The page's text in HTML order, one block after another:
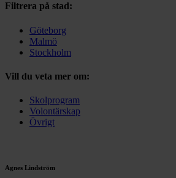
Filtrera på stad:
Göteborg
Malmö
Stockholm
Vill du veta mer om:
Skolprogram
Volontärskap
Övrigt
Agnes Lindström